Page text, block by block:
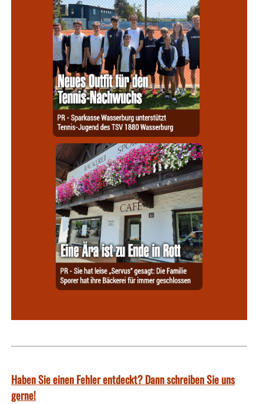
Haben Sie einen Fehler entdeckt? Dann schreiben Sie uns
gerne!